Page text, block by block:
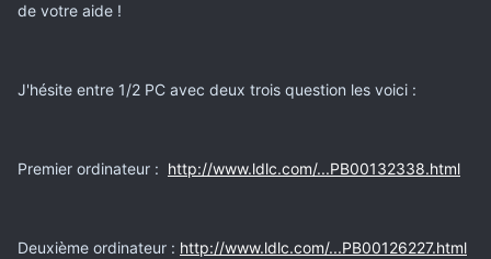
de votre aide !
J'hésite entre 1/2 PC avec deux trois question les voici :
Premier ordinateur : http://www.ldlc.com/...PB00132338.html
Deuxième ordinateur : http://www.ldlc.com/...PB00126227.html